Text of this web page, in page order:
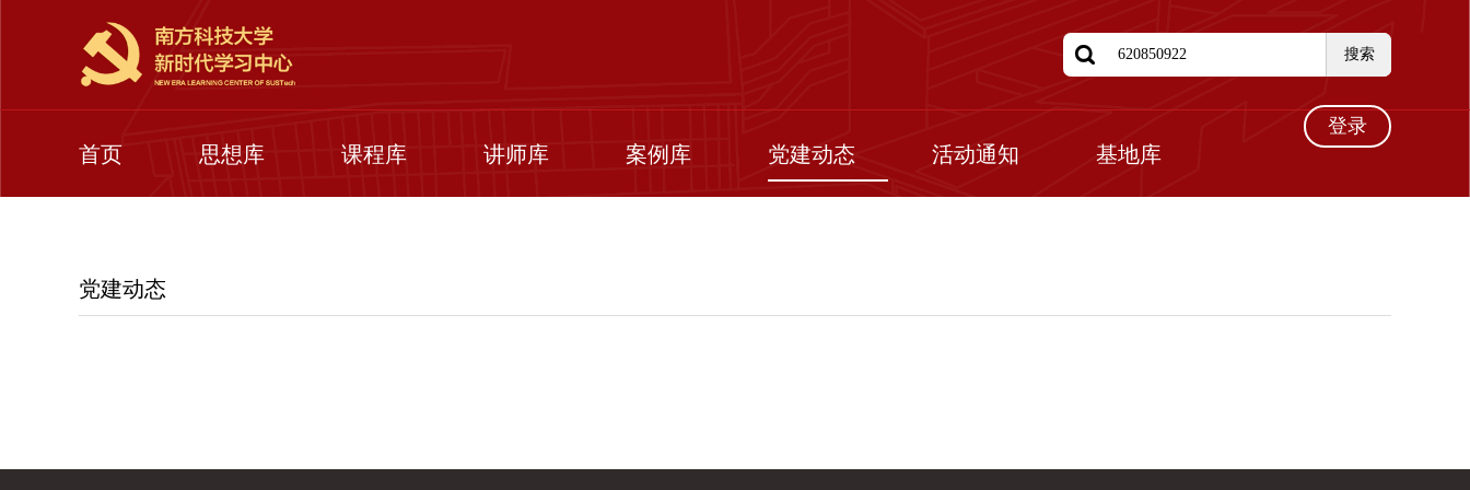
 搜索
首页 思想库 课程库 讲师库 案例库 党建动态 活动通知 基地库
登录
党建动态